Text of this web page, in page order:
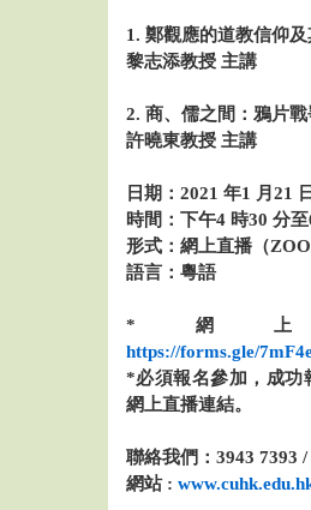
1. 鄭觀應的道教信仰及
黎志添教授 主講
2. 商、儒之間：鴉片
許曉東教授 主講
日期：2021 年1 月21
時間：下午4 時30 分
形式：網上直播（
語言：粵語
*網上
https://forms.gle/
*必須報名參加，成功
網上直播連結。
聯絡我們：3943 7393 /
網站 :